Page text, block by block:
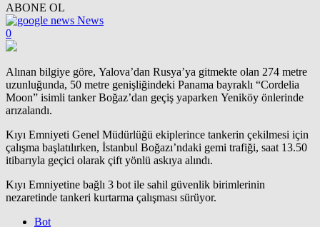
ABONE OL
News
0
Alınan bilgiye göre, Yalova’dan Rusya’ya gitmekte olan 274 metre
uzunluğunda, 50 metre genişliğindeki Panama bayraklı “Cordelia
Moon” isimli tanker Boğaz’dan geçiş yaparken Yeniköy önlerinde
arızalandı.
Kıyı Emniyeti Genel Müdürlüğü ekiplerince tankerin çekilmesi için
çalışma başlatılırken, İstanbul Boğazı’ndaki gemi trafiği, saat 13.50
itibarıyla geçici olarak çift yönlü askıya alındı.
Kıyı Emniyetine bağlı 3 bot ile sahil güvenlik birimlerinin
nezaretinde tankeri kurtarma çalışması sürüyor.
Bot